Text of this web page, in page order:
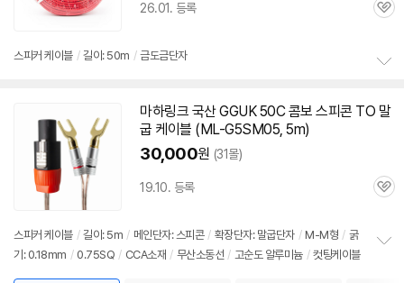
26.01. 등록
관
스피커 케이블 / 길이: 50m / 금도금단자
펼
마하링크 국산 GGUK50C콤보 스피콘 TO 말
굽 케이블 (ML-G5SM05, 5m)
30,000원 (31몰)
19.10. 등록
관
스피커 케이블 / 길이: 5m / 메인단자: 스피콘 / 확장단자: 말굽단자 / M-M형 / 굵
기: 0.18mm / 0.75SQ / CCA소재 / 무산소동선 / 고순도 알루미늄 / 컷팅케이블